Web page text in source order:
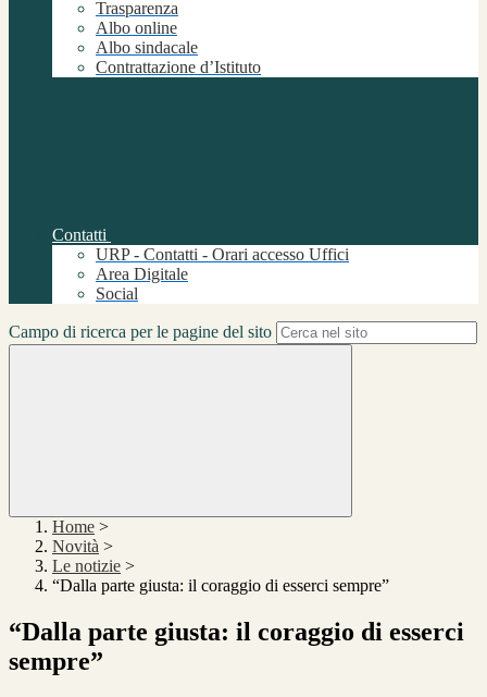
Trasparenza
Albo online
Albo sindacale
Contrattazione d’Istituto
Contatti
URP - Contatti - Orari accesso Uffici
Area Digitale
Social
Campo di ricerca per le pagine del sito
Home >
Novità >
Le notizie >
“Dalla parte giusta: il coraggio di esserci sempre”
“Dalla parte giusta: il coraggio di esserci
sempre”